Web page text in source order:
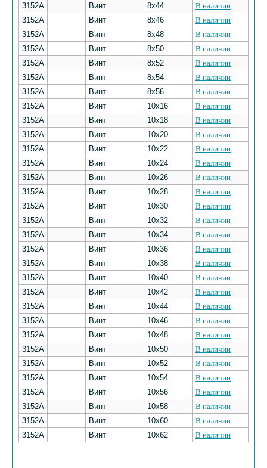
3152А
Винт 8х44
В наличии
3152А
Винт 8х46
В наличии
3152А
Винт 8х48
В наличии
3152А
Винт 8х50
В наличии
3152А
Винт 8х52
В наличии
3152А
Винт 8х54
В наличии
3152А
Винт 8х56
В наличии
3152А
Винт 10х16
В наличии
3152А
Винт 10х18
В наличии
3152А
Винт 10х20
В наличии
3152А
Винт 10х22
В наличии
3152А
Винт 10х24
В наличии
3152А
Винт 10х26
В наличии
3152А
Винт 10х28
В наличии
3152А
Винт 10х30
В наличии
3152А
Винт 10х32
В наличии
3152А
Винт 10х34
В наличии
3152А
Винт 10х36
В наличии
3152А
Винт 10х38
В наличии
3152А
Винт 10х40
В наличии
3152А
Винт 10х42
В наличии
3152А
Винт 10х44
В наличии
3152А
Винт 10х46
В наличии
3152А
Винт 10х48
В наличии
3152А
Винт 10х50
В наличии
3152А
Винт 10х52
В наличии
3152А
Винт 10х54
В наличии
3152А
Винт 10х56
В наличии
3152А
Винт 10х58
В наличии
3152А
Винт 10х60
В наличии
3152А
Винт 10х62 В наличии